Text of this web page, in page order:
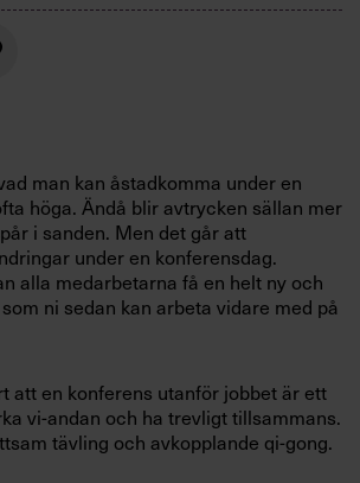
för
man kan åstadkomma under en
höga. Ändå blir avtrycken sällan mer
i sanden. Men det går att
under en konferensdag.
alla medarbetarna få en helt ny och
ni sedan kan arbeta vidare med på
att en konferens utanför jobbet är ett
vi-andan och ha trevligt tillsammans.
tävling och avkopplande qi-gong.